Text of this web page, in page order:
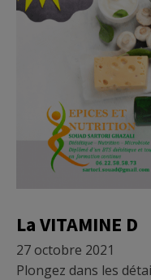
La VITAMINE D
27 octobre 2021
Plongez dans les